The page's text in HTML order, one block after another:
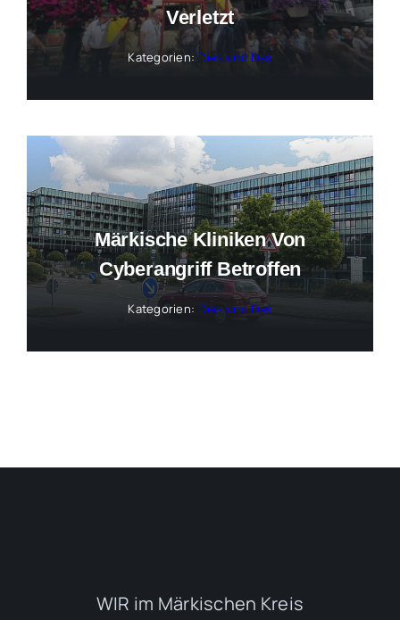
Verletzt
Kategorien: Dies und Das
Märkische Kliniken Von
Cyberangriff Betroffen
Kategorien: Dies und Das
WIR im Märkischen Kreis